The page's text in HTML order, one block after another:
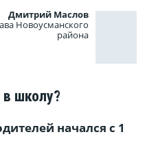
Дмитрий Маслов
Новоусманского
района
школу?
начался с 1